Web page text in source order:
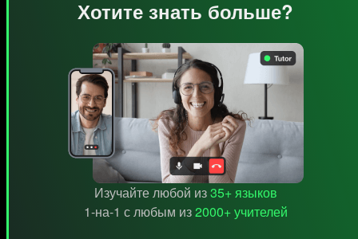
Хотите знать больше?
Изучайте любой из35+ языков
1-на-1 с любым из2000+ учителей